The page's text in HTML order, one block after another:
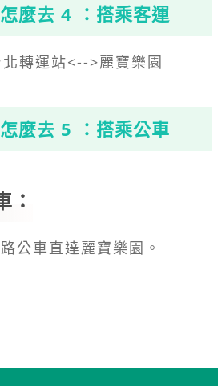
麼去 4 ：搭乘客運
轉運站<-->麗寶樂園
麼去 5 ：搭乘公車
：
公車直達麗寶樂園。